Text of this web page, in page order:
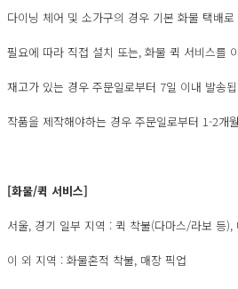
다이닝 체어 및 소가구의 경우 기본 화물 택배로
필요에 따라 직접 설치 또는, 화물 퀵 서비스를
재고가 있는 경우 주문일로부터 7일 이내 발송
작품을 제작해야하는 경우 주문일로부터 1-2개
[화물/퀵 서비스]
서울, 경기 일부 지역 : 퀵 착불(다마스/라보 등),
이 외 지역 : 화물혼적 착불, 매장 픽업